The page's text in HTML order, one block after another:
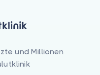
und Millionen